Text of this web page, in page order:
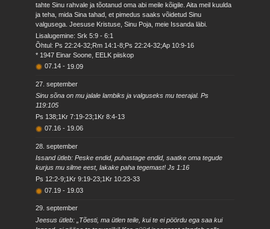
tahte Sinu rahvale ja tõotanud oma abi meile kõigile. Aita meil kuulda
ja teha, mida Sina tahad, et pimedus saaks võidetud Sinu
valgusega. Jeesuse Kristuse, Sinu Poja, meie Issanda läbi.
Lisalugemine: Srk 5:9 - 6:1
Õhtul: Ps 22:24-32;Rm 14:1-8;Ps 22:24-32;Ap 10:9-16
* 1947 Einar Soone, EELK piiskop
07.14 - 19.09
27. september
Sinu sõna on mu jalale lambiks ja valguseks mu teerajal. Ps
119:105
Ps 138;1Kr 7:19-23;1Kr 8:4-13
07.16 - 19.06
28. september
Issand ütleb: Peske endid, puhastage endid, saatke oma tegude
kurjus mu silme eest, lakake paha tegemast! Js 1:16
Ps 12:2-9;1Kr 9:19-23;1Kr 10:23-33
07.19 - 19.03
29. september
Jeesus ütleb: „Tõesti, ma ütlen teile, kui te ei pöördu ega saa kui